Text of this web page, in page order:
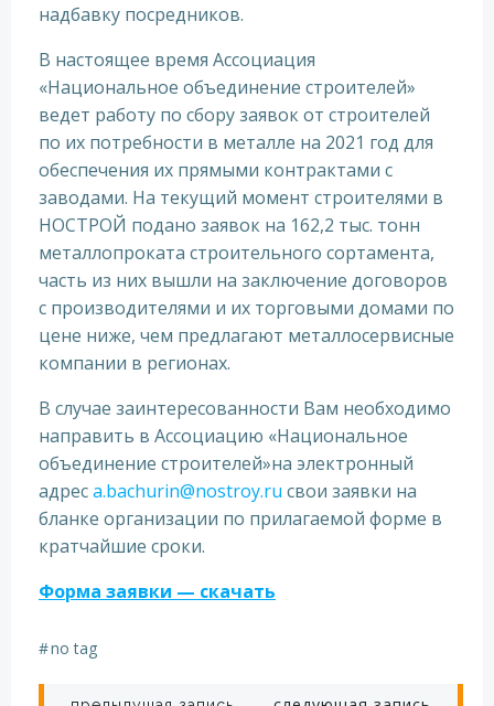
надбавку посредников.
В настоящее время Ассоциация
«Национальное объединение строителей»
ведет работу по сбору заявок от строителей
по их потребности в металле на 2021 год для
обеспечения их прямыми контрактами с
заводами. На текущий момент строителями в
НОСТРОЙ подано заявок на 162,2 тыс. тонн
металлопроката строительного сортамента,
часть из них вышли на заключение договоров
с производителями и их торговыми домами по
цене ниже, чем предлагают металлосервисные
компании в регионах.
В случае заинтересованности Вам необходимо
направить в Ассоциацию «Национальное
объединение строителей»на электронный
адресa.bachurin@nostroy.ru свои заявки на
бланке организации по прилагаемой форме в
кратчайшие сроки.
Форма заявки — скачать
#no tag